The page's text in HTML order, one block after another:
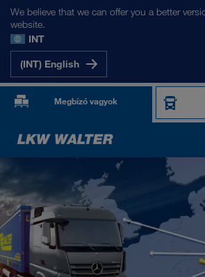
We believe that we can offer you a better
website.
INT
(INT) English
Megbízó vagyok
PIACAINK
Európa
Közép-Ázsia